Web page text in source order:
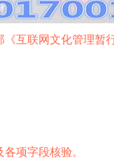
互联网文化管理
项字段核验。